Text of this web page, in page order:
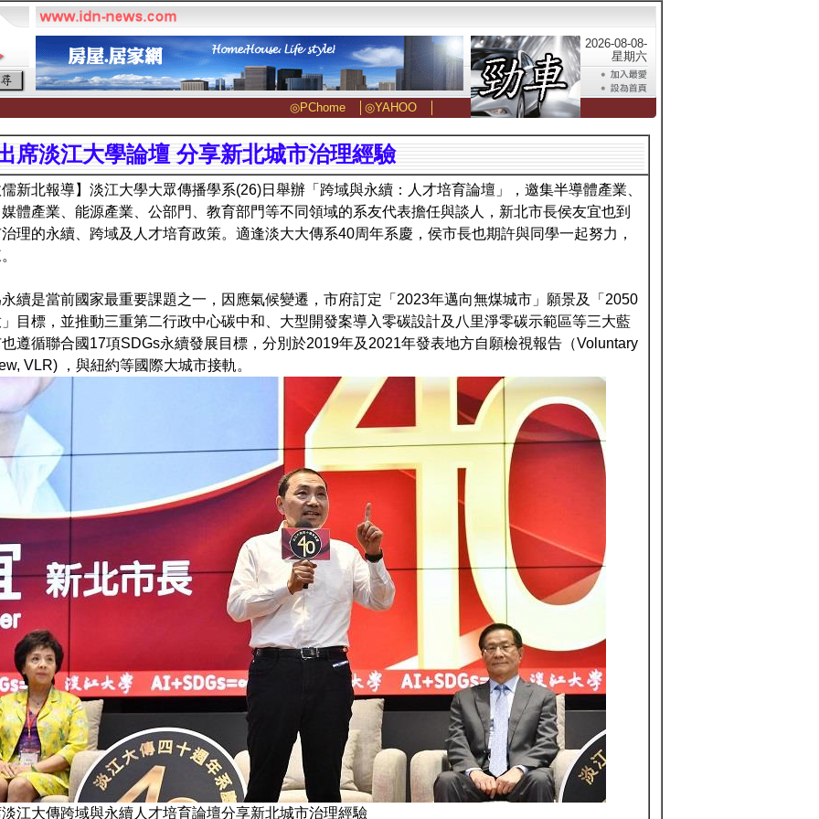
2026-08-08-
星期六
◎PChome│ ◎YAHOO│
席淡江大學論壇 分享新北城市治理經驗
新北報導】淡江大學大眾傳播學系(26)日舉辦「跨域與永續：人才培育論壇」，邀集半導體產業、
體產業、能源產業、公部門、教育部門等不同領域的系友代表擔任與談人，新北市長侯友宜也到
理的永續、跨域及人才培育政策。適逢淡大大傳系40周年系慶，侯市長也期許與同學一起努力，
續是當前國家最重要課題之一，因應氣候變遷，市府訂定「2023年邁向無煤城市」願景及「2050
目標，並推動三重第二行政中心碳中和、大型開發案導入零碳設計及八里淨零碳示範區等三大藍
遵循聯合國17項SDGs永續發展目標，分別於2019年及2021年發表地方自願檢視報告（Voluntary
VLR) ，與紐約等國際大城市接軌。
江大傳跨域與永續人才培育論壇分享新北城市治理經驗